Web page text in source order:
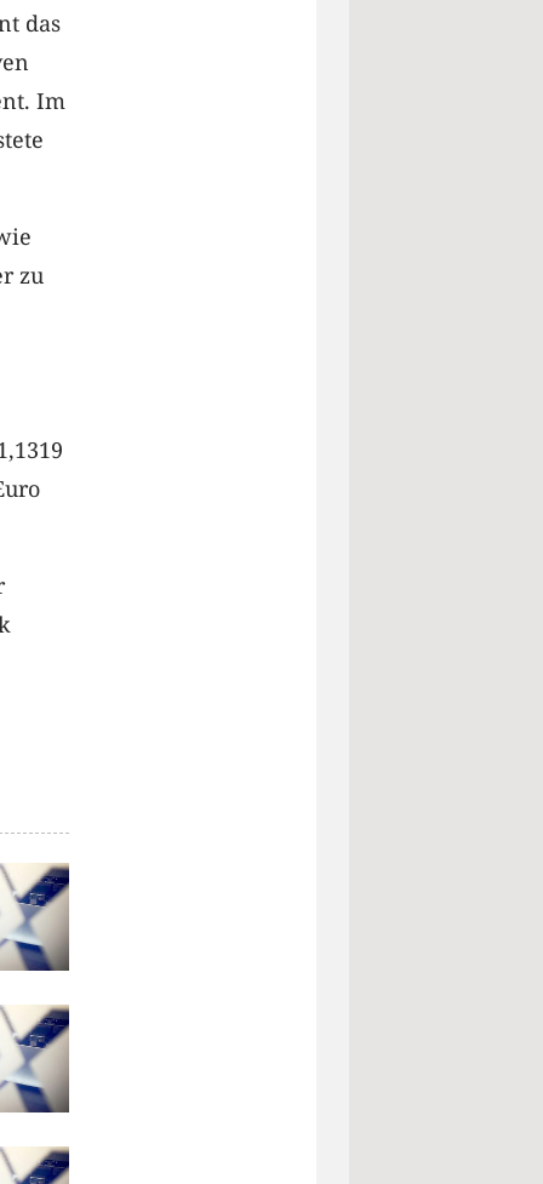
das
Im
zu